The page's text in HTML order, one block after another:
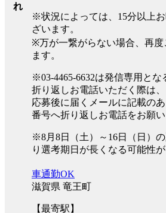
れ
※状況によっては、15分以上
ざいます。
※万が一繋がらない場合、再度
ます。
※03-4465-6632は発信専用と
折り返しお電話いただく際は、
応募後に届くメールに記載の
番号へ折り返しお電話をお願い
※8月8日（土）～16日（日）
り選考期日が長くなる可能性が
車通勤OK
滋賀県 竜王町
【最寄駅】